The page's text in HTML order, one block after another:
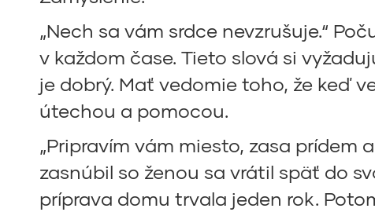
„Nech sa vám srdce nevzrušuje.“
v každom čase. Tieto slová si
je dobrý. Mať vedomie toho, že keď
útechou a pomocou.
„Pripravím vám miesto, zasa prídem
zasnúbil so ženou sa vrátil späť do
príprava domu trvala jeden rok.